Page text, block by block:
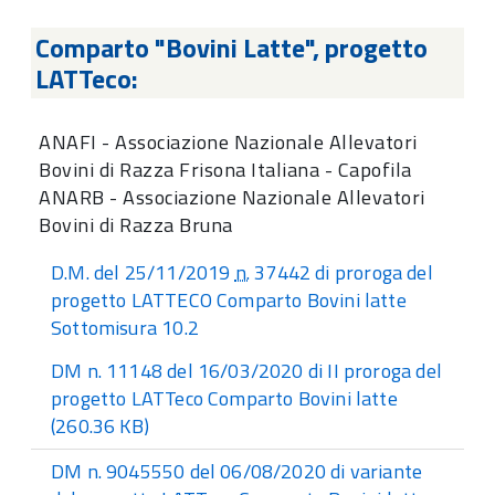
Comparto "Bovini Latte", progetto
LATTeco:
ANAFI - Associazione Nazionale Allevatori
Bovini di Razza Frisona Italiana - Capofila
ANARB - Associazione Nazionale Allevatori
Bovini di Razza Bruna
D.M. del 25/11/2019n.37442 di proroga del
progetto LATTECO Comparto Bovini latte
Sottomisura 10.2
DM n. 11148 del 16/03/2020 di II proroga del
progetto LATTeco Comparto Bovini latte
(260.36 KB)
DM n. 9045550 del 06/08/2020 di variante